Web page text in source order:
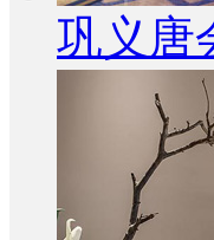
巩义唐